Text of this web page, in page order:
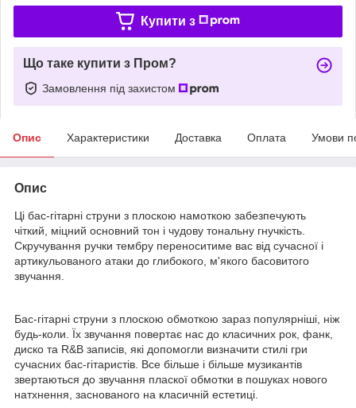
Купити з
Що таке купити з Пром?
Замовлення під захистом
Опис Характеристики Доставка Оплата Умови
Опис
Ці бас-гітарні струни з плоскою намоткою забезпечують
чіткий, міцний основний тон і чудову тональну гнучкість.
Скручування ручки тембру переноситиме вас від сучасної і
артикульованого атаки до глибокого, м'якого басовитого
звучання.
Бас-гітарні струни з плоскою обмоткою зараз популярніші, ніж
будь-коли. Їх звучання повертає нас до класичних рок, фанк,
диско та R&B записів, які допомогли визначити стилі гри
сучасних бас-гітаристів. Все більше і більше музикантів
звертаються до звучання пласкої обмотки в пошуках нового
натхнення, заснованого на класичній естетиці.